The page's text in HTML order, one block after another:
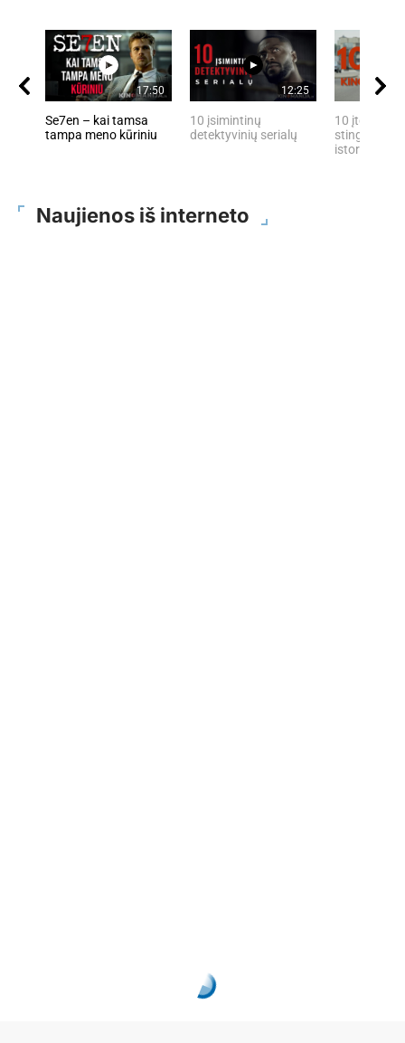
17:50
Se7en – kai tamsa
tampa meno kūriniu
12:25
10 įsimintinų
detektyvinių serialų
10 įtemptų,
stingdančių
istorijų
Naujienos iš interneto